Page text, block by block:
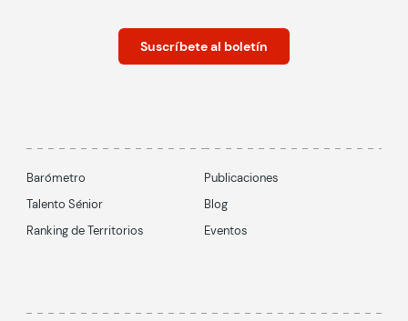
Suscríbete al boletín
Barómetro
Talento Sénior
Ranking de Territorios
Publicaciones
Blog
Eventos